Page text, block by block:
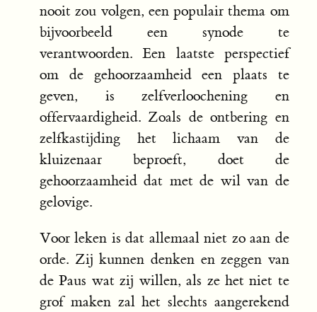
nooit zou volgen, een populair thema om
bijvoorbeeld een synode te
verantwoorden. Een laatste perspectief
om de gehoorzaamheid een plaats te
geven, is zelfverloochening en
offervaardigheid. Zoals de ontbering en
zelfkastijding het lichaam van de
kluizenaar beproeft, doet de
gehoorzaamheid dat met de wil van de
gelovige.
Voor leken is dat allemaal niet zo aan de
orde. Zij kunnen denken en zeggen van
de Paus wat zij willen, als ze het niet te
grof maken zal het slechts aangerekend